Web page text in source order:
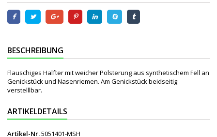
BESCHREIBUNG
Flauschiges Halfter mit weicher Polsterung aus synthetischem Fell an
Genickstück und Nasenriemen. Am Genickstück beidseitig
verstelllbar.
ARTIKELDETAILS
Artikel-Nr.5051401-MSH